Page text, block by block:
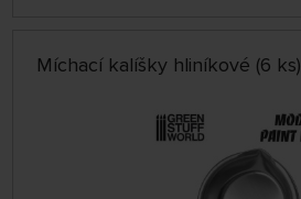
Míchací kalíšky hliníkové (6 ks)